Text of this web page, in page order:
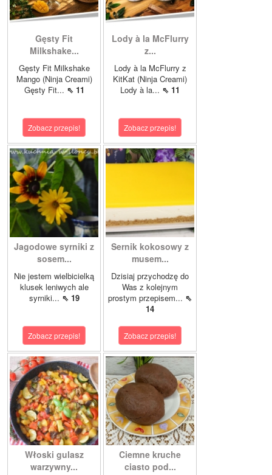
Gęsty Fit
Milkshake...
Gęsty Fit Milkshake
Mango (Ninja Creami)
Gęsty Fit... ⇖ 11
Zobacz przepis!
Lody à la McFlurry
z...
Lody à la McFlurry z
KitKat (Ninja Creami)
Lody à la... ⇖ 11
Zobacz przepis!
Jagodowe syrniki z
sosem...
Nie jestem wielbicielką
klusek leniwych ale
syrniki... ⇖ 19
Zobacz przepis!
Sernik kokosowy z
musem...
Dzisiaj przychodzę do
Was z kolejnym
prostym przepisem... ⇖
14
Zobacz przepis!
Włoski gulasz
warzywny...
Ciemne kruche
ciasto pod...